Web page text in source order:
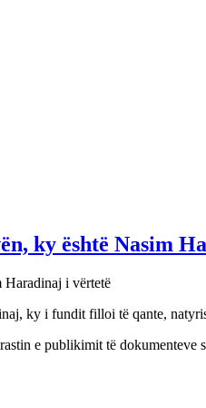
ky është Nasim
ky i fundit filloi të qante,
e publikimit të dokumenteve